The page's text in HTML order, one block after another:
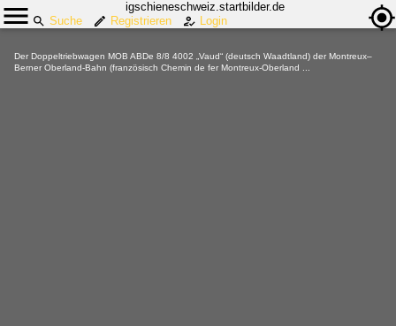
igschieneschweiz.startbilder.de
Suche
Registrieren Login
Der Doppeltriebwagen MOB ABDe 8/8 4002 „Vaud“ (deutsch Waadtland) der Montreux–
Berner Oberland-Bahn (französisch Chemin de fer Montreux-Oberland ...